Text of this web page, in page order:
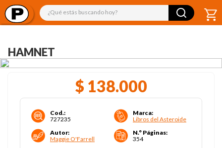
¿Qué estás buscando hoy?
HAMNET
$ 138.000
Cod.:
727235
Marca:
Libros del Asteroide
Autor:
Maggie O'Farrell
N.° Páginas:
354